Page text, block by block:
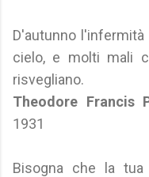
D'autunno
cielo, e molti mali
risvegliano.
Theodore Francis
1931
Bisogna che la